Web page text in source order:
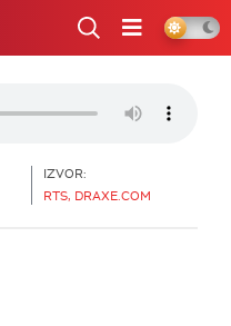
IZVOR:
RTS, DRAXE.COM